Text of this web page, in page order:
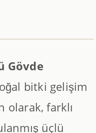
Gövde
bitki gelişim
olarak, farklı
üçlü